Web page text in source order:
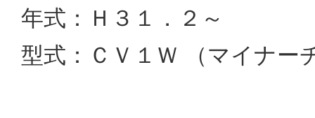
年式：Ｈ３１．２～
型式：ＣＶ１Ｗ （マイナー